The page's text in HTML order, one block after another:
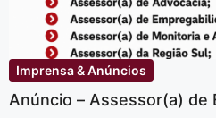
Imprensa & Anúncios
Anúncio – Assessor(a) de